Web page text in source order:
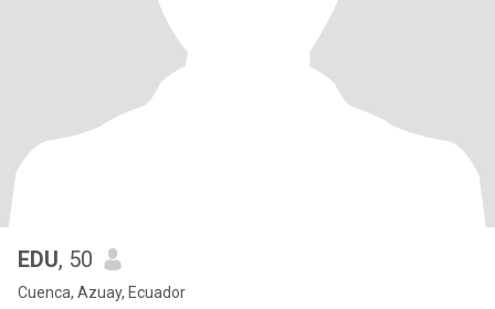
EDU, 50
Cuenca, Azuay, Ecuador